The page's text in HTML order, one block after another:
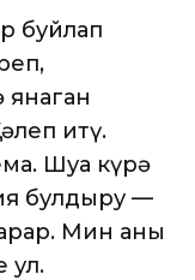
буйлап
янаган
итү.
Шуңа күрә
булдыру —
Мин аны
ул.